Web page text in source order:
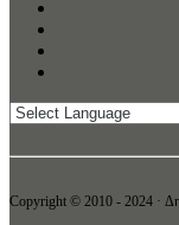
Copyright © 2010 - 2024 ·